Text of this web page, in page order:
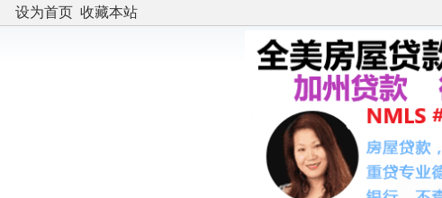
设为首页 收藏本站